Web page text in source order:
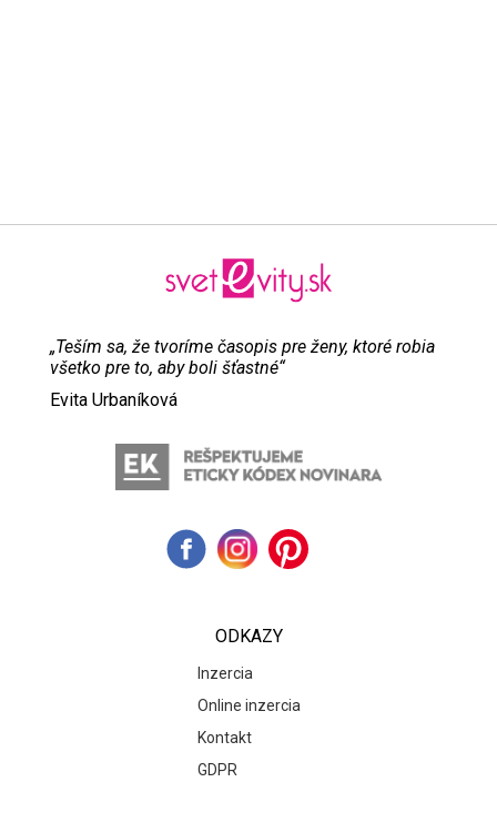
„Teším sa, že tvoríme časopis pre ženy, ktoré robia
všetko pre to, aby boli šťastné“
Evita Urbaníková
ODKAZY
Inzercia
Online inzercia
Kontakt
GDPR